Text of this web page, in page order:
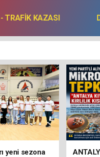
TRAFİK KAZASI
yeni sezona